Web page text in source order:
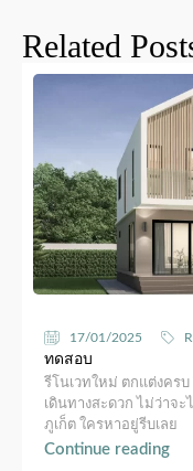
Related
17/01/2025
ทดสอบ
รีโนเวทใหม่ ตกแต่งคร
เดินทางสะดวก ไม่ว่าจะ
ภูเก็ต ใครหาอยู่รีบเลย
Continue reading